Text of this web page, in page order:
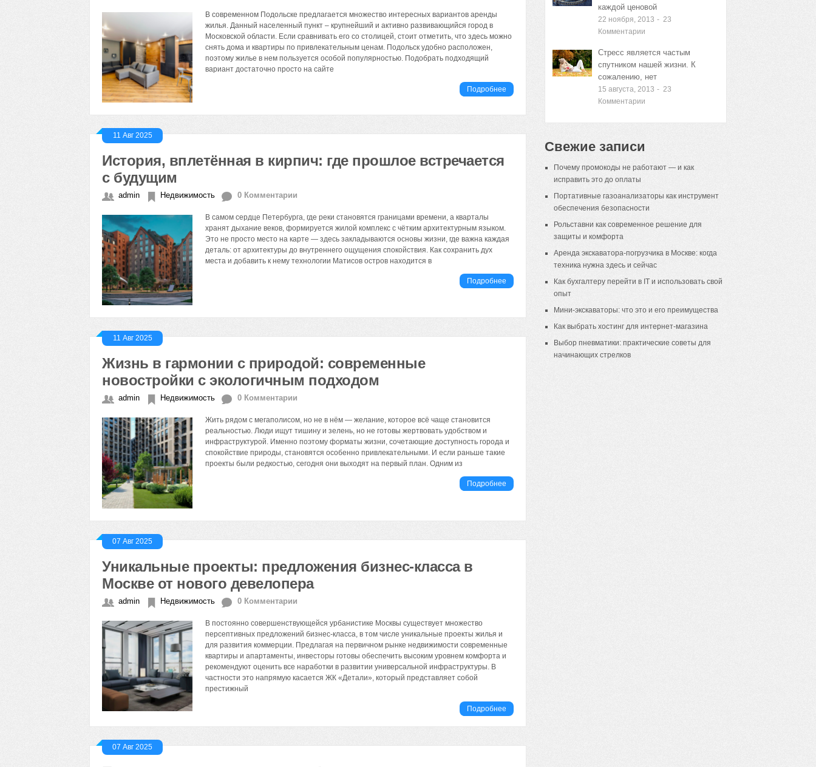
В современном Подольске предлагается множество интересных вариантов аренды
жилья. Данный населенный пункт – крупнейший и активно развивающийся город в
Московской области. Если сравнивать его со столицей, стоит отметить, что здесь можно
снять дома и квартиры по привлекательным ценам. Подольск удобно расположен,
поэтому жилье в нем пользуется особой популярностью. Подобрать подходящий
вариант достаточно просто на сайте
Подробнее
11 Авг 2025
История, вплетённая в кирпич: где прошлое встречается
с будущим
admin Недвижимость 0 Комментарии
В самом сердце Петербурга, где реки становятся границами времени, а кварталы
хранят дыхание веков, формируется жилой комплекс с чётким архитектурным языком.
Это не просто место на карте — здесь закладываются основы жизни, где важна каждая
деталь: от архитектуры до внутреннего ощущения спокойствия. Как сохранить дух
места и добавить к нему технологии Матисов остров находится в
Подробнее
11 Авг 2025
Жизнь в гармонии с природой: современные
новостройки с экологичным подходом
admin Недвижимость 0 Комментарии
Жить рядом с мегаполисом, но не в нём — желание, которое всё чаще становится
реальностью. Люди ищут тишину и зелень, но не готовы жертвовать удобством и
инфраструктурой. Именно поэтому форматы жизни, сочетающие доступность города и
спокойствие природы, становятся особенно привлекательными. И если раньше такие
проекты были редкостью, сегодня они выходят на первый план. Одним из
Подробнее
07 Авг 2025
Уникальные проекты: предложения бизнес-класса в
Москве от нового девелопера
admin Недвижимость 0 Комментарии
В постоянно совершенствующейся урбанистике Москвы существует множество
персептивных предложений бизнес-класса, в том числе уникальные проекты жилья и
для развития коммерции. Предлагая на первичном рынке недвижимости современные
квартиры и апартаменты, инвесторы готовы обеспечить высоким уровнем комфорта и
рекомендуют оценить все наработки в развитии универсальной инфраструктуры. В
частности это напрямую касается ЖК «Детали», который представляет собой
престижный
Подробнее
07 Авг 2025
каждой ценовой
22 ноября, 2013 - 23
Комментарии
Стресс является частым
спутником нашей жизни. К
сожалению, нет
15 августа, 2013 - 23
Комментарии
Свежие записи
Почему промокоды не работают — и как
исправить это до оплаты
Портативные газоанализаторы как инструмент
обеспечения безопасности
Рольставни как современное решение для
защиты и комфорта
Аренда экскаватора-погрузчика в Москве: когда
техника нужна здесь и сейчас
Как бухгалтеру перейти в IT и использовать свой
опыт
Мини-экскаваторы: что это и его преимущества
Как выбрать хостинг для интернет-магазина
Выбор пневматики: практические советы для
начинающих стрелков